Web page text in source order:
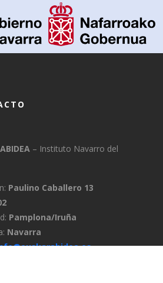
– Instituto Navarro del
Paulino Caballero 13
Pamplona/Iruña
Navarra